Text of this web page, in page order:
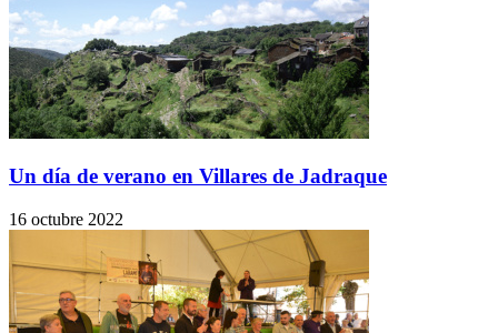
Un día de verano en Villares de Jadraque
16 octubre 2022